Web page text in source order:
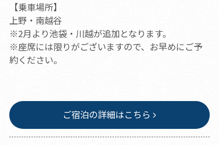
【乗車場所】
上野・南越谷
※2月より池袋・川越が追加となります。
※座席には限りがございますので、お早めにご予
約ください。
ご宿泊の詳細はこちら